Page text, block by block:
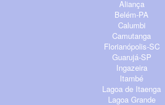
Aliança
Belém-PA
Calumbi
Camutanga
Florianópolis-SC
Guarujá-SP
Ingazeira
Itambé
Lagoa de Itaenga
Lagoa Grande